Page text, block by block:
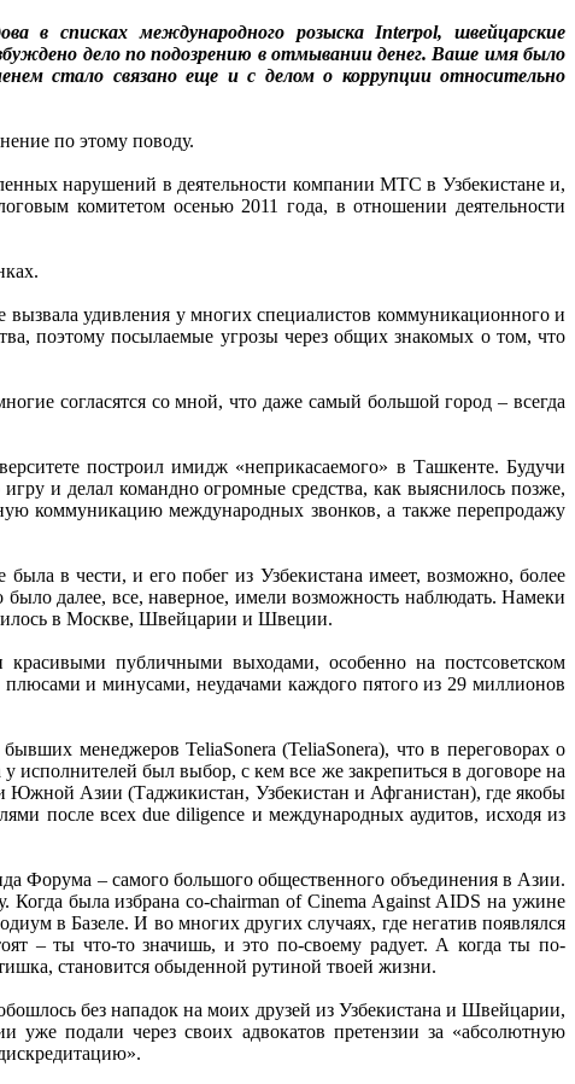
в списках международного розыска Interpol, швейцарские
дело по подозрению в отмывании денег. Ваше имя было
стало связано еще и с делом о коррупции относительно
по этому поводу.
нарушений в деятельности компании МТС в Узбекистане и,
комитетом осенью 2011 года, в отношении деятельности
удивления у многих специалистов коммуникационного и
поэтому посылаемые угрозы через общих знакомых о том, что
согласятся со мной, что даже самый большой город – всегда
построил имидж «неприкасаемого» в Ташкенте. Будучи
и делал командно огромные средства, как выяснилось позже,
коммуникацию международных звонков, а также перепродажу
в чести, и его побег из Узбекистана имеет, возможно, более
далее, все, наверное, имели возможность наблюдать. Намеки
в Москве, Швейцарии и Швеции.
публичными выходами, особенно на постсоветском
и минусами, неудачами каждого пятого из 29 миллионов
менеджеров TeliaSonera (TeliaSonera), что в переговорах о
был выбор, с кем все же закрепиться в договоре на
Южной Азии (Таджикистан, Узбекистан и Афганистан), где якобы
после всех due diligence и международных аудитов, исходя из
Форума – самого большого общественного объединения в Азии.
Когда была избрана co-chairman of Cinema Against AIDS на ужине
в Базеле. И во многих других случаях, где негатив появлялся
– ты что-то значишь, и это по-своему радует. А когда ты по-
становится обыденной рутиной твоей жизни.
без нападок на моих друзей из Узбекистана и Швейцарии,
уже подали через своих адвокатов претензии за «абсолютную